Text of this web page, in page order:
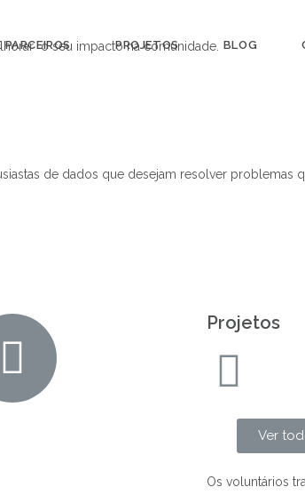
PARCEIROS PROJETOS BLOG
o seu impacto na comunidade.
de dados que desejam resolver problemas
Projetos
Ver
Os voluntários